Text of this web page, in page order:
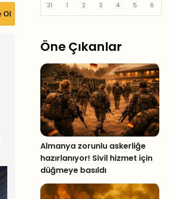
31
1 2 3 4 5 6
Öne Çıkanlar
Almanya zorunlu askerliğe
hazırlanıyor! Sivil hizmet için
düğmeye basıldı